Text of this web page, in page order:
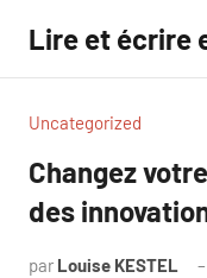
contenu
Lire et écrire
Uncategorized
Changez
des
par Louise KESTEL